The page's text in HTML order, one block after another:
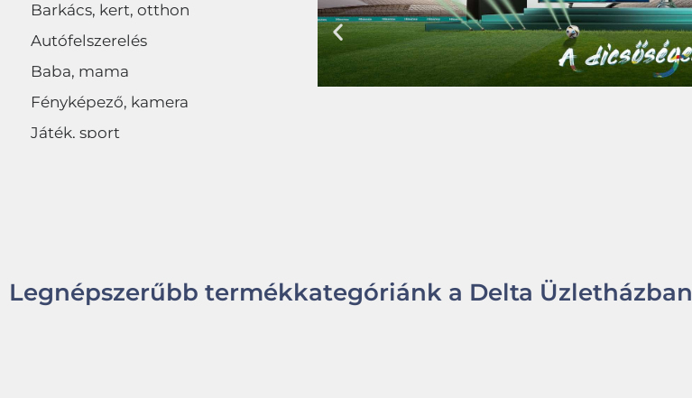
Barkács, kert, otthon
Autófelszerelés
Baba, mama
Fényképező, kamera
Játék, sport
Legnépszerűbb termékkategóriánk a Delta Üzletházban